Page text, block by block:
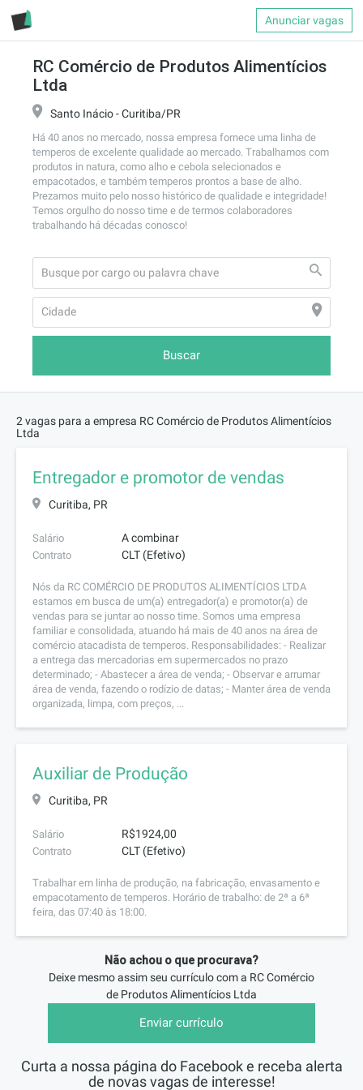
Anunciar vagas
RC Comércio de Produtos Alimentícios
Ltda
Santo Inácio - Curitiba/PR
Há 40 anos no mercado, nossa empresa fornece uma linha de
temperos de excelente qualidade ao mercado. Trabalhamos com
produtos in natura, como alho e cebola selecionados e
empacotados, e também temperos prontos a base de alho.
Prezamos muito pelo nosso histórico de qualidade e integridade!
Temos orgulho do nosso time e de termos colaboradores
trabalhando há décadas conosco!
Buscar
2 vagas para a empresa RC Comércio de Produtos Alimentícios
Ltda
Entregador e promotor de vendas
Curitiba, PR
Salário A combinar
Contrato CLT (Efetivo)
Nós da RC COMÉRCIO DE PRODUTOS ALIMENTÍCIOS LTDA
estamos em busca de um(a) entregador(a) e promotor(a) de
vendas para se juntar ao nosso time. Somos uma empresa
familiar e consolidada, atuando há mais de 40 anos na área de
comércio atacadista de temperos. Responsabilidades: - Realizar
a entrega das mercadorias em supermercados no prazo
determinado; - Abastecer a área de venda; - Observar e arrumar
área de venda, fazendo o rodízio de datas; - Manter área de venda
organizada, limpa, com preços, ...
Auxiliar de Produção
Curitiba, PR
Salário R$1924,00
Contrato CLT (Efetivo)
Trabalhar em linha de produção, na fabricação, envasamento e
empacotamento de temperos. Horário de trabalho: de 2ª a 6ª
feira, das 07:40 às 18:00.
Não achou o que procurava?
Deixe mesmo assim seu currículo com a RC Comércio
de Produtos Alimentícios Ltda
Enviar currículo
Curta a nossa página do Facebook e receba alerta
de novas vagas de interesse!